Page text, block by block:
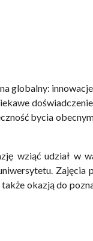
globalny:
bycia
wziąć udział w
Zajęcia
okazją do